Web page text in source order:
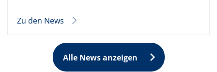
Zu den News
Alle News anzeigen